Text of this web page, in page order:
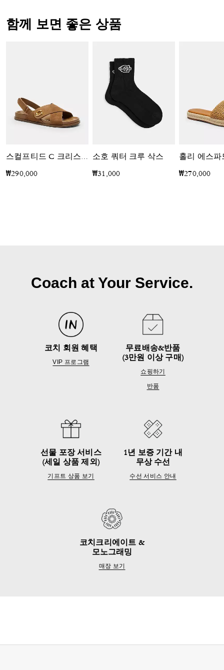
함께 보면 좋은 상품
스컬프티드 C 크리스 크로스 샌들
₩290,000
소호 쿼터 크루 삭스
₩31,000
홀리 에스파
₩270,000
Coach at Your Service.
코치 회원 혜택
VIP 프로그램
무료배송&반품
(3만원 이상 구매)
쇼핑하기
반품
선물 포장 서비스
(세일 상품 제외)
기프트 상품 보기
1년 보증 기간 내
무상 수선
수선 서비스 안내
코치크리에이트 &
모노그래밍
매장 보기